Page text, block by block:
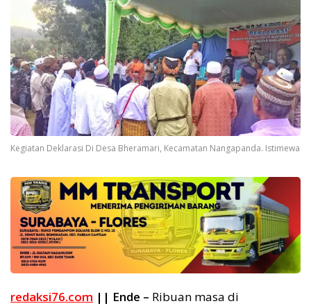
Kegiatan Deklarasi Di Desa Bheramari, Kecamatan Nangapanda. Istimewa
redaksi76.com || Ende – Ribuan masa di